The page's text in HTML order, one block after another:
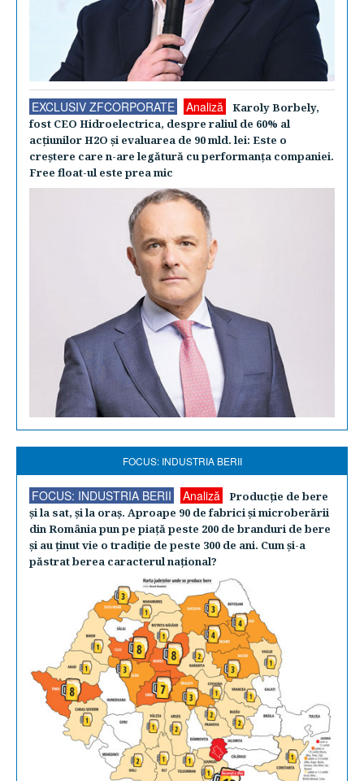
EXCLUSIV ZFCORPORATE Analiză
Karoly Borbely,
fost CEO Hidroelectrica, despre raliul de 60% al
acţiunilor H2O şi evaluarea de 90 mld. lei: Este o
creştere care n-are legătură cu performanţa companiei.
Free float-ul este prea mic
FOCUS: INDUSTRIA BERII
FOCUS: INDUSTRIA BERII Analiză
Producţie de bere
şi la sat, şi la oraş. Aproape 90 de fabrici şi microberării
din România pun pe piaţă peste 200 de branduri de bere
şi au ţinut vie o tradiţie de peste 300 de ani. Cum şi-a
păstrat berea caracterul naţional?